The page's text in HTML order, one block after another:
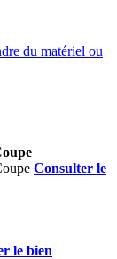
Consulter le
le bien